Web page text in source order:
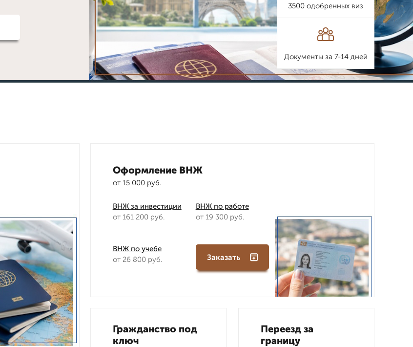
3500 одобренных виз
Документы за 7-14 дней
Оформление ВНЖ
от 15 000 руб.
ВНЖ за инвестиции
от 161 200 руб.
ВНЖ по работе
от 19 300 руб.
ВНЖ по учебе
от 26 800 руб.
Заказать
Гражданство под
ключ
Переезд за
границу